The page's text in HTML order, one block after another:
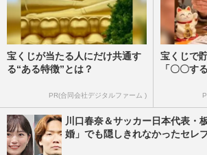
宝くじが当たる人にだけ共通す
る“ある特徴”とは？
PR(合同会社デジタルファーム )
宝くじで
「〇〇す
川口春奈＆サッカー日本代表・
婚」でも隠しきれなかったセレ